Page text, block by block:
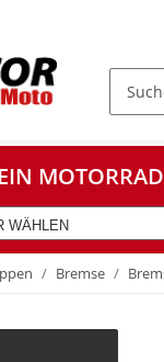
MOTORRAD
WÄHLEN
Bremse